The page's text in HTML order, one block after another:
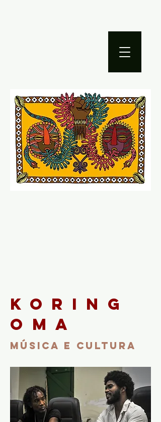
koring
oma
MÚSICA E CULTURA